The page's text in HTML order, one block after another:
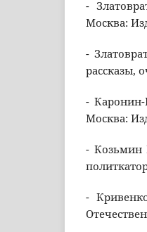
-
Москва:
-
рассказы,
- Каронин-
Москва:
- Козьмин
-